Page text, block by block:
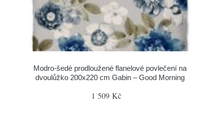
Modro-šedé prodloužené flanelové povlečení na
dvoulůžko 200x220 cm Gabin – Good Morning
1 509 Kč